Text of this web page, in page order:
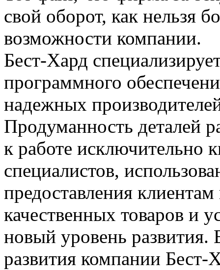
свой оборот, как нельзя
возможности компании.
Бест-Хард
программного
надежных
Продуманность деталей
к работе исключительно
специалистов,
предоставления
качественных товаров и
новый уровень
развития компании Бест-